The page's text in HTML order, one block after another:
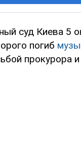
суд Киева 5
погиб
прокурора